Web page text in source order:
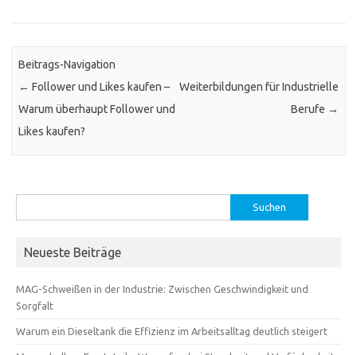
Beitrags-Navigation
← Follower und Likes kaufen –
Warum überhaupt Follower und
Likes kaufen?
Weiterbildungen für Industrielle
Berufe →
nach:
Neueste Beiträge
MAG-Schweißen in der Industrie: Zwischen Geschwindigkeit und
Sorgfalt
Warum ein Dieseltank die Effizienz im Arbeitsalltag deutlich steigert